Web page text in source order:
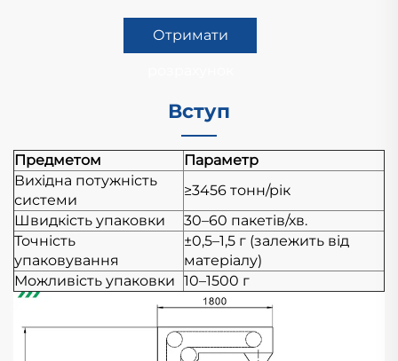
Отримати
Вступ
Предметом
Параметр
Вихідна потужність
системи
≥3456 тонн/рік
Швидкість упаковки
30–60 пакетів/хв.
Точність
упаковування
±0,5–1,5 г (залежить від
матеріалу)
Можливість упаковки 10–1500 г